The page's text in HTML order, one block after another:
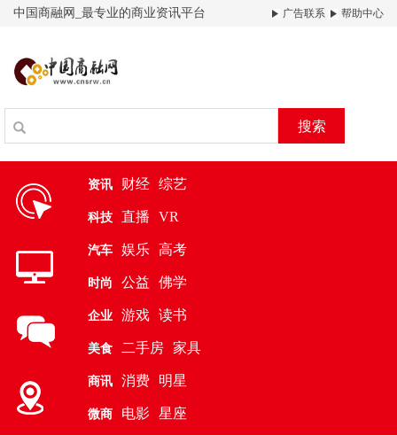
中国商融网_最专业的商业资讯平台 广告联系 帮助中心
搜索
资讯 财经 综艺
科技 直播 VR
汽车 娱乐 高考
时尚 公益 佛学
企业 游戏 读书
美食 二手房 家具
商讯 消费 明星
微商 电影 星座